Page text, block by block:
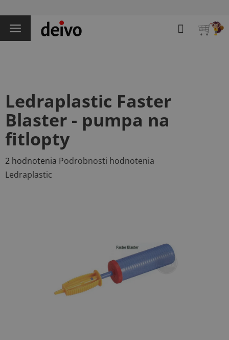
na
obsah
Hľadať
Ledraplastic Faster
Blaster - pumpa na
fitlopty
Priemerné
hodnotenie
2 hodnotenia Podrobnosti hodnotenia
Ledraplastic